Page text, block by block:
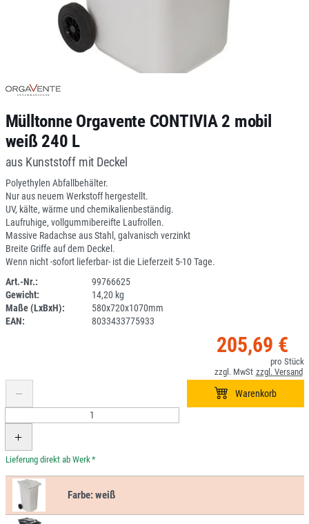
Mülltonne Orgavente CONTIVIA 2 mobil
weiß 240 L
aus Kunststoff mit Deckel
Polyethylen Abfallbehälter.
Nur aus neuem Werkstoff hergestellt.
UV, kälte, wärme und chemikalienbeständig.
Laufruhige, vollgummibereifte Laufrollen.
Massive Radachse aus Stahl, galvanisch verzinkt
Breite Griffe auf dem Deckel.
Wenn nicht -sofort lieferbar- ist die Lieferzeit 5-10 Tage.
Art.-Nr.:
99766625
Gewicht:
14,20 kg
Maße (LxBxH):
580x720x1070mm
EAN:
8033433775933
205,69 €
*
Farbe:weiß